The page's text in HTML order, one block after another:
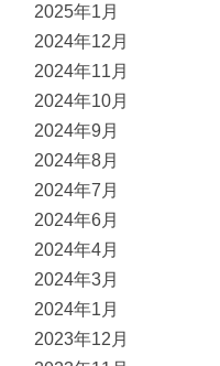
2025年1月
2024年12月
2024年11月
2024年10月
2024年9月
2024年8月
2024年7月
2024年6月
2024年4月
2024年3月
2024年1月
2023年12月